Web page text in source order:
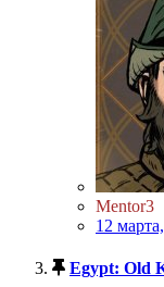
Mentor3
12
Egypt: Old